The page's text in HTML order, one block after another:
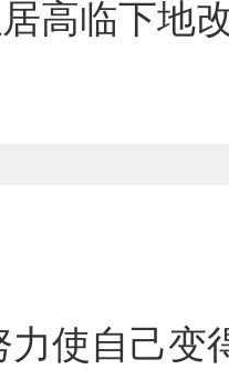
高临下地
力使自己变